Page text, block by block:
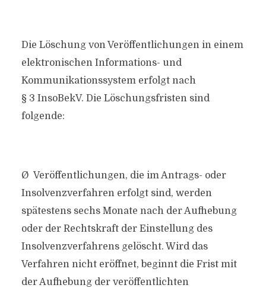
Die Löschung von Veröffentlichungen in einem
elektronischen Informations- und
Kommunikationssystem erfolgt nach
§ 3 InsoBekV. Die Löschungsfristen sind
folgende:
Ø Veröffentlichungen, die im Antrags- oder
Insolvenzverfahren erfolgt sind, werden
spätestens sechs Monate nach der Aufhebung
oder der Rechtskraft der Einstellung des
Insolvenzverfahrens gelöscht. Wird das
Verfahren nicht eröffnet, beginnt die Frist mit
der Aufhebung der veröffentlichten